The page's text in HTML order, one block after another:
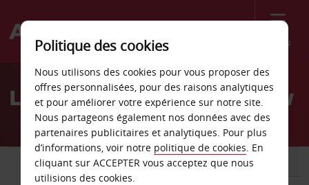
Menu
Welcome
AvisLocation de voiture Trelew
VOITURE UTILITAIRE
Politique des cookies
Nous utilisons des cookies pour vous proposer des
offres personnalisées, pour des raisons analytiques
et pour améliorer votre expérience sur notre site.
Nous partageons également nos données avec des
partenaires publicitaires et analytiques. Pour plus
d’informations, voir notre politique de cookies. En
cliquant sur ACCEPTER vous acceptez que nous
utilisions des cookies.